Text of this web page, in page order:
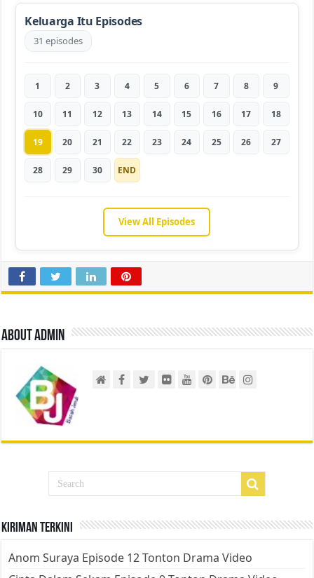
Keluarga Itu Episodes
31 episodes
1 2 3 4 5 6 7 8 9
10 11 12 13 14 15 16 17 18
19 20 21 22 23 24 25 26 27
28 29 30 END
View All Episodes
About admin
Kiriman Terkini
Anom Suraya Episode 12 Tonton Drama Video